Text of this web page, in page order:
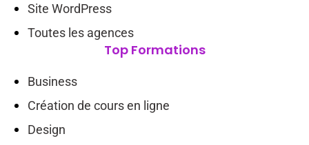
Site WordPress
Toutes les agences
Top Formations
Business
Création de cours en ligne
Design